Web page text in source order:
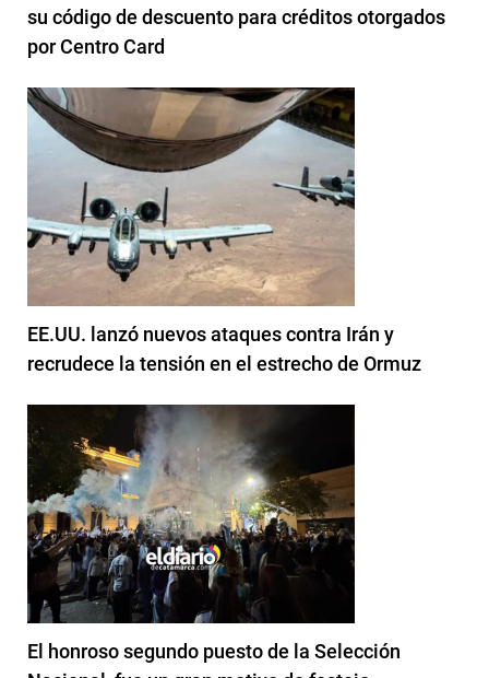
su código de descuento para créditos otorgados
por Centro Card
EE.UU. lanzó nuevos ataques contra Irán y
recrudece la tensión en el estrecho de Ormuz
El honroso segundo puesto de la Selección